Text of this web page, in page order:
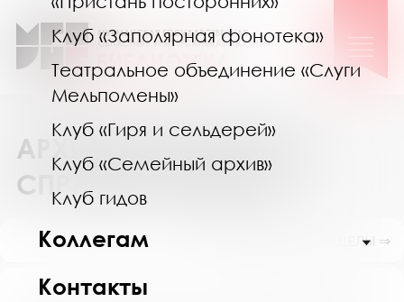
Клуб «Заполярная фонотека»
Театральное объединение «Слуги
Мельпомены»
Клуб «Гиря и сельдерей»
Клуб «Семейный архив»
Клуб гидов
Коллегам
Контакты
АРХИВ ВЫПОЛНЕННЫХ
СПРАВОК И ПОИСК
ПОКАЗАТЬ ПОДРАЗДЕЛЫ ⇒